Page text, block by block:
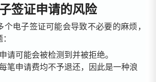
签证申请的风险
电子签证可能会导致不必要的麻烦，
请可能会被检测到并被拒绝。
笔申请费均不予退还，因此是一种浪